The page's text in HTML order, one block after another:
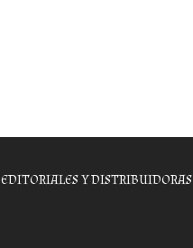
EDITORIALES Y DISTRIBUIDORAS